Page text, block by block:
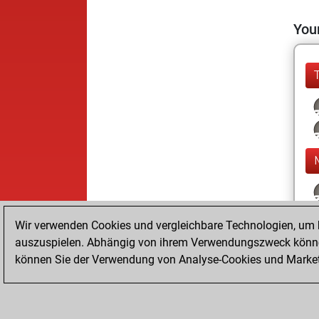
Wir verwenden Cookies und vergleichbare Technologien,
auszuspielen. Abhängig von ihrem Verwendungszweck
können Sie der Verwendung von Analyse-Cookies und